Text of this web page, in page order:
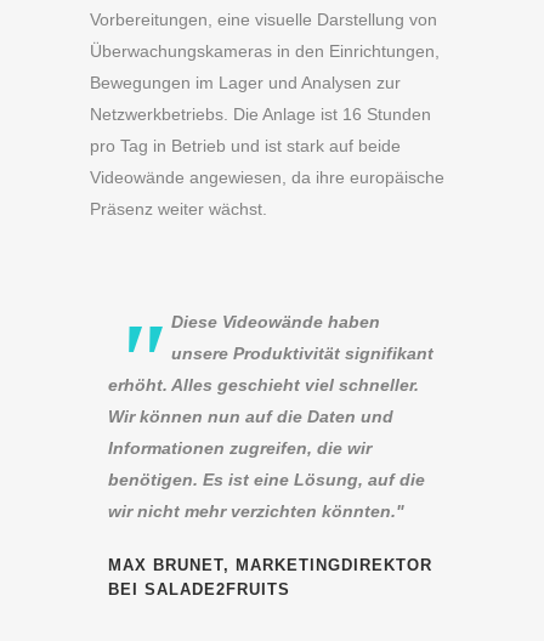
Vorbereitungen, eine visuelle Darstellung von
Überwachungskameras in den Einrichtungen,
Bewegungen im Lager und Analysen zur
Netzwerkbetriebs. Die Anlage ist 16 Stunden
pro Tag in Betrieb und ist stark auf beide
Videowände angewiesen, da ihre europäische
Präsenz weiter wächst.
" Diese Videowände haben
unsere Produktivität signifikant
erhöht. Alles geschieht viel schneller.
Wir können nun auf die Daten und
Informationen zugreifen, die wir
benötigen. Es ist eine Lösung, auf die
wir nicht mehr verzichten könnten."
MAX BRUNET, MARKETINGDIREKTOR
BEI SALADE2FRUITS